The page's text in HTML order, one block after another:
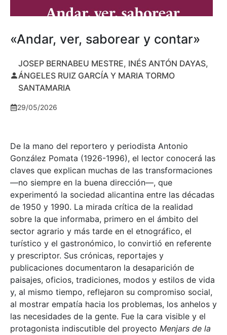
«Andar, ver, saborear y contar»
JOSEP BERNABEU MESTRE, INÉS ANTÓN DAYAS,
ÁNGELES RUIZ GARCÍA Y MARIA TORMO
SANTAMARIA
29/05/2026
De la mano del reportero y periodista Antonio
González Pomata (1926-1996), el lector conocerá las
claves que explican muchas de las transformaciones
—no siempre en la buena dirección—, que
experimentó la sociedad alicantina entre las décadas
de 1950 y 1990. La mirada crítica de la realidad
sobre la que informaba, primero en el ámbito del
sector agrario y más tarde en el etnográfico, el
turístico y el gastronómico, lo convirtió en referente
y prescriptor. Sus crónicas, reportajes y
publicaciones documentaron la desaparición de
paisajes, oficios, tradiciones, modos y estilos de vida
y, al mismo tiempo, reflejaron su compromiso social,
al mostrar empatía hacia los problemas, los anhelos y
las necesidades de la gente. Fue la cara visible y el
protagonista indiscutible del proyecto Menjars de la